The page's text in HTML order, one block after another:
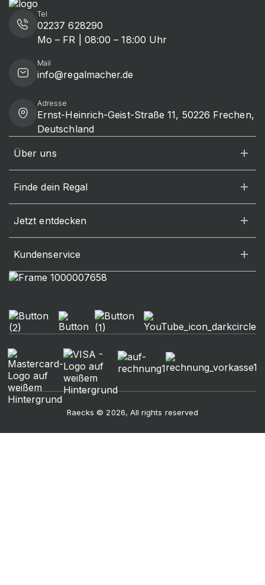
Tel
02237 628290
Mo – FR | 08:00 – 18:00 Uhr
Mail
info@regalmacher.de
Adresse
Ernst-Heinrich-Geist-Straße 11, 50226 Frechen,
Deutschland
Über uns
Finde dein Regal
Jetzt entdecken
Kundenservice
Raecks © 2026, All rights reserved